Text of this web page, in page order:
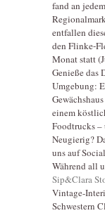
fand an
entfallen
den Flinke-
Monat statt
Genieße das
Umgebung:
einem
Foodtrucks
Neugierig?
uns auf
Während all
Sip&Clara
Vintage-
Schwestern